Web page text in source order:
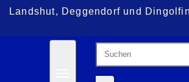
Landshut, Deggendorf und